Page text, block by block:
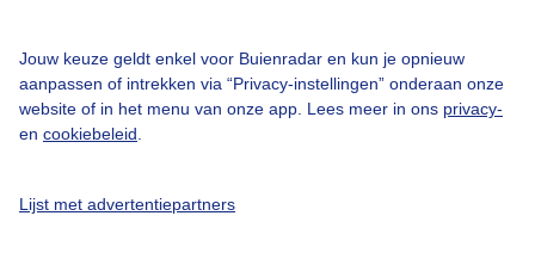
Jouw keuze geldt enkel voor Buienradar en kun je opnieuw
aanpassen of intrekken via “Privacy-instellingen” onderaan onze
website of in het menu van onze app. Lees meer in ons privacy-
en cookiebeleid
Lijst met advertentiepartners
Adverteren
Cookie beleid